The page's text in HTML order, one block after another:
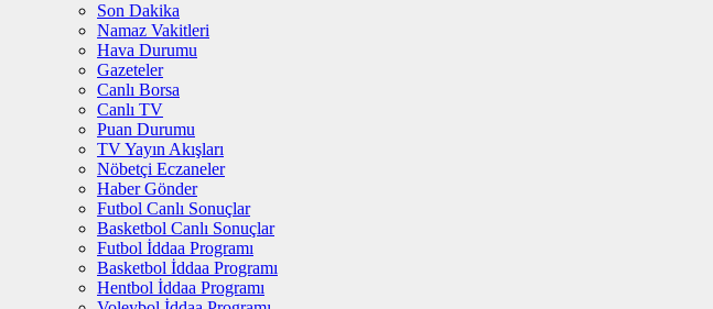
Son Dakika
Namaz Vakitleri
Hava Durumu
Gazeteler
Canlı Borsa
Canlı TV
Puan Durumu
TV Yayın Akışları
Nöbetçi Eczaneler
Haber Gönder
Futbol Canlı Sonuçlar
Basketbol Canlı Sonuçlar
Futbol İddaa Programı
Basketbol İddaa Programı
Hentbol İddaa Programı